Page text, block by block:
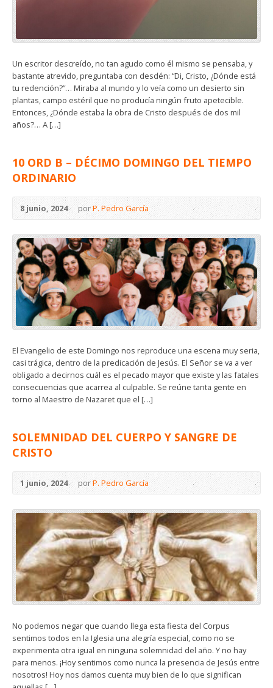
Un escritor descreído, no tan agudo como él mismo se pensaba, y
bastante atrevido, preguntaba con desdén: “Di, Cristo, ¿Dónde está
tu redención?”… Miraba al mundo y lo veía como un desierto sin
plantas, campo estéril que no producía ningún fruto apetecible.
Entonces, ¿Dónde estaba la obra de Cristo después de dos mil
años?… A […]
10 ORD B – DÉCIMO DOMINGO DEL TIEMPO
ORDINARIO
8 junio, 2024 porP. Pedro García
El Evangelio de este Domingo nos reproduce una escena muy seria,
casi trágica, dentro de la predicación de Jesús. El Señor se va a ver
obligado a decirnos cuál es el pecado mayor que existe y las fatales
consecuencias que acarrea al culpable. Se reúne tanta gente en
torno al Maestro de Nazaret que el […]
SOLEMNIDAD DEL CUERPO Y SANGRE DE
CRISTO
1 junio, 2024 porP. Pedro García
No podemos negar que cuando llega esta fiesta del Corpus
sentimos todos en la Iglesia una alegría especial, como no se
experimenta otra igual en ninguna solemnidad del año. Y no hay
para menos. ¡Hoy sentimos como nunca la presencia de Jesús entre
nosotros! Hoy nos damos cuenta muy bien de lo que significan